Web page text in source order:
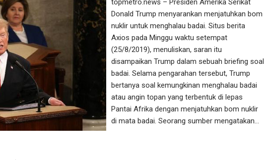
Donald Trump menyarankan menjatuhkan bom
nuklir untuk menghalau badai. Situs berita
Axios pada Minggu waktu setempat
(25/8/2019), menuliskan, saran itu
disampaikan Trump dalam sebuah briefing soal
badai. Selama pengarahan tersebut, Trump
bertanya soal kemungkinan menghalau badai
atau angin topan yang terbentuk di lepas
Pantai Afrika dengan menjatuhkan bom nuklir
di mata badai. Seorang sumber mengatakan…